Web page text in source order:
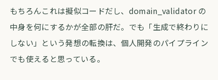
もちろんこれは擬似コードだし、domain_validator の
中身を何にするかが全部の肝だ。でも「生成で終わりに
しない」という発想の転換は、個人開発のパイプライン
でも使えると思っている。